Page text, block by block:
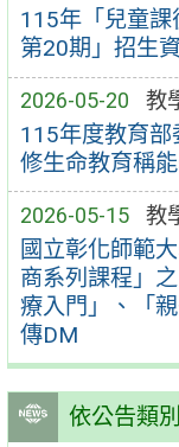
115年「兒童
第20期」招生
2026-05-20 教
115年度教育
修生命教育稱
2026-05-15 教
國立彰化師範
商系列課程」
療入門」、「
傳DM
依公告類